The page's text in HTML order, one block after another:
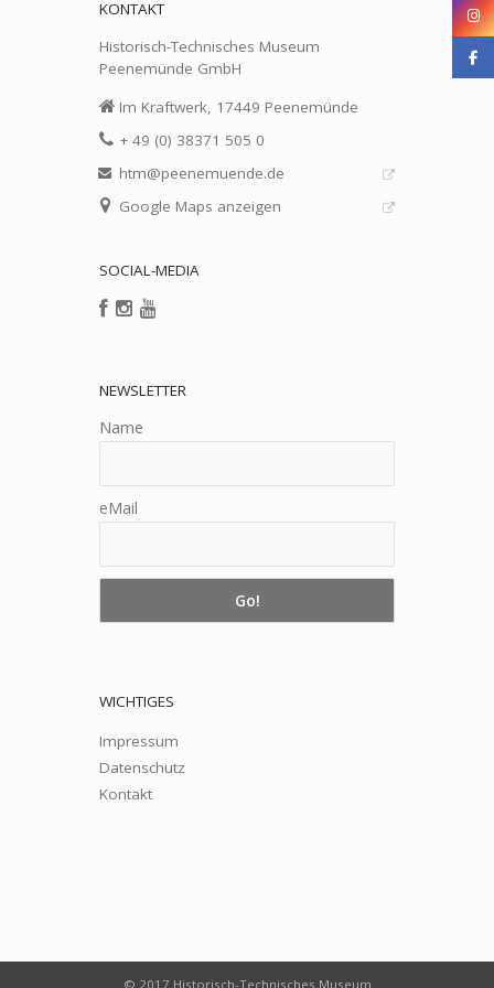
KONTAKT
Historisch-Technisches Museum
Peenemünde GmbH
Im Kraftwerk, 17449 Peenemünde
+ 49 (0) 38371 505 0
htm@peenemuende.de
Google Maps anzeigen
SOCIAL-MEDIA
NEWSLETTER
Name
eMail
WICHTIGES
Impressum
Datenschutz
Kontakt
© 2017 Historisch-Technisches Museum